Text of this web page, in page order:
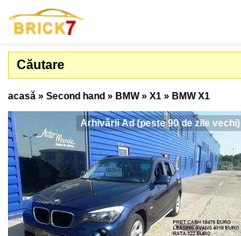
Căutare
acasă » Second hand » BMW» X1 » BMW X1
Arhivării Ad (peste 90 de zile vechi)